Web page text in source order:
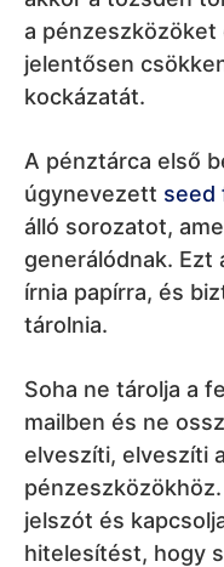
a pénzeszközöket
jelentősen
kockázatát.
A pénztárca első
úgynevezett seed
álló sorozatot,
generálódnak. Ezt
írnia papírra, és
tárolnia.
Soha ne tárolja a
mailben és ne
elveszíti, elveszíti
jelszót és
hitelesítést, hogy